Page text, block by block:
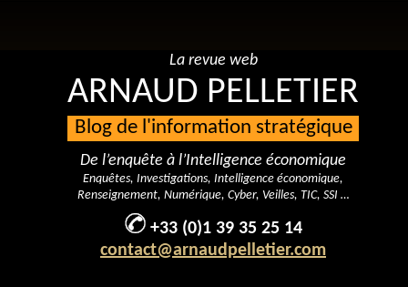
La revue web
ARNAUD PELLETIER
Blog de l'information stratégique
De l’enquête à l’Intelligence économique
Enquêtes, Investigations, Intelligence économique,
Renseignement, Numérique, Cyber, Veilles, TIC, SSI …
+33 (0)1 39 35 25 14
contact@arnaudpelletier.com